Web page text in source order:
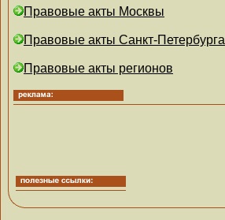
Правовые акты Москвы
Правовые акты Санкт-Петербурга
Правовые акты регионов